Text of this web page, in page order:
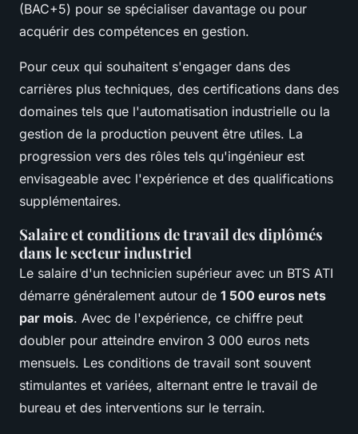
(BAC+5) pour se spécialiser davantage ou pour
acquérir des compétences en gestion.
Pour ceux qui souhaitent s'engager dans des
carrières plus techniques, des certifications dans des
domaines tels que l'automatisation industrielle ou la
gestion de la production peuvent être utiles. La
progression vers des rôles tels qu'ingénieur est
envisageable avec l'expérience et des qualifications
supplémentaires.
Salaire et conditions de travail des diplômés
dans le secteur industriel
Le salaire d'un technicien supérieur avec un BTS ATI
démarre généralement autour de 1 500 euros nets
par mois. Avec de l'expérience, ce chiffre peut
doubler pour atteindre environ 3 000 euros nets
mensuels. Les conditions de travail sont souvent
stimulantes et variées, alternant entre le travail de
bureau et des interventions sur le terrain.